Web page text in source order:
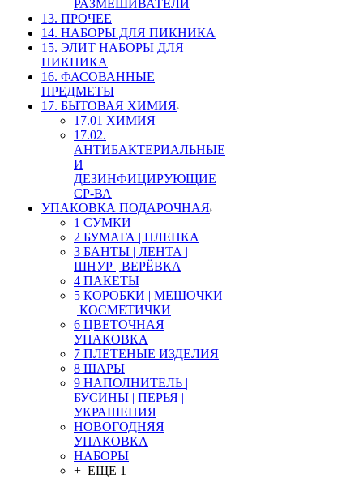
РАЗМЕШИВАТЕЛИ
13. ПРОЧЕЕ
14. НАБОРЫ ДЛЯ ПИКНИКА
15. ЭЛИТ НАБОРЫ ДЛЯ
ПИКНИКА
16. ФАСОВАННЫЕ
ПРЕДМЕТЫ
17. БЫТОВАЯ ХИМИЯ
17.01 ХИМИЯ
17.02.
АНТИБАКТЕРИАЛЬНЫЕ
И
ДЕЗИНФИЦИРУЮЩИЕ
СР-ВА
УПАКОВКА ПОДАРОЧНАЯ
1 СУМКИ
2 БУМАГА | ПЛЕНКА
3 БАНТЫ | ЛЕНТА |
ШНУР | ВЕРЁВКА
4 ПАКЕТЫ
5 КОРОБКИ | МЕШОЧКИ
| КОСМЕТИЧКИ
6 ЦВЕТОЧНАЯ
УПАКОВКА
7 ПЛЕТЕНЫЕ ИЗДЕЛИЯ
8 ШАРЫ
9 НАПОЛНИТЕЛЬ |
БУСИНЫ | ПЕРЬЯ |
УКРАШЕНИЯ
НОВОГОДНЯЯ
УПАКОВКА
НАБОРЫ
+ ЕЩЕ 1